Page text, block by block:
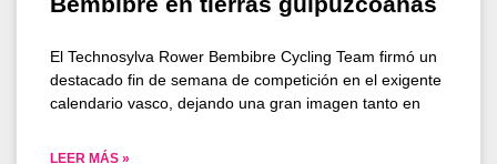
El Technosylva Rower Bembibre Cycling Team firmó un
destacado fin de semana de competición en el exigente
calendario vasco, dejando una gran imagen tanto en
LEER MÁS »